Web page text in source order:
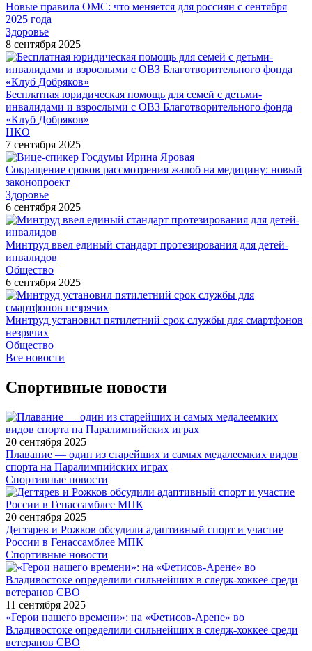
Новые правила ОМС: что меняется для россиян с сентября
2025 года
Здоровье
8 сентября 2025
Бесплатная юридическая помощь для семей с детьми-
инвалидами и взрослыми с ОВЗ Благотворительного фонда
«Клуб Добряков»
НКО
7 сентября 2025
Сокращение сроков рассмотрения жалоб на медицину: новый
законопроект
Здоровье
6 сентября 2025
Минтруд ввел единый стандарт протезирования для детей-
инвалидов
Общество
6 сентября 2025
Минтруд установил пятилетний срок службы для смартфонов
незрячих
Общество
Все новости
Спортивные новости
20 сентября 2025
Плавание — один из старейших и самых медалеемких видов
спорта на Паралимпийских играх
Спортивные новости
20 сентября 2025
Дегтярев и Рожков обсудили адаптивный спорт и участие
России в Генассамблее МПК
Спортивные новости
11 сентября 2025
«Герои нашего времени»: на «Фетисов-Арене» во
Владивостоке определили сильнейших в следж-хоккее среди
ветеранов СВО